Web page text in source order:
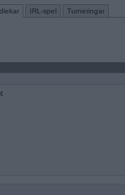
IRL-spel Turneringar